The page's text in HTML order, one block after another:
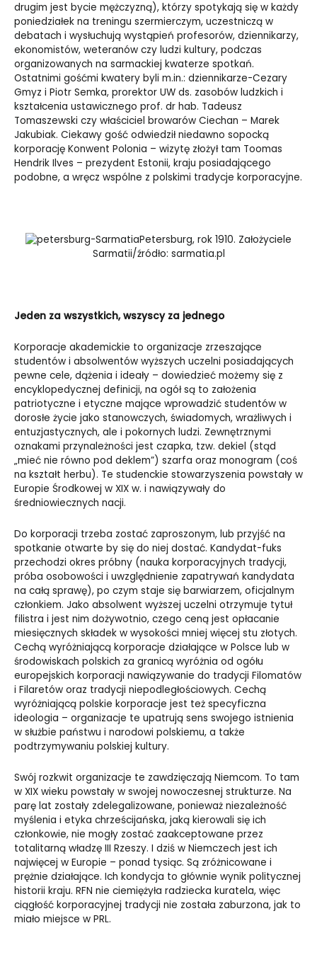
drugim jest bycie mężczyzną), którzy spotykają się w każdy
poniedziałek na treningu szermierczym, uczestniczą w
debatach i wysłuchują wystąpień profesorów, dziennikarzy,
ekonomistów, weteranów czy ludzi kultury, podczas
organizowanych na sarmackiej kwaterze spotkań.
Ostatnimi gośćmi kwatery byli m.in.: dziennikarze-Cezary
Gmyz i Piotr Semka, prorektor UW ds. zasobów ludzkich i
kształcenia ustawicznego prof. dr hab. Tadeusz
Tomaszewski czy właściciel browarów Ciechan – Marek
Jakubiak. Ciekawy gość odwiedził niedawno sopocką
korporację Konwent Polonia – wizytę złożył tam Toomas
Hendrik Ilves – prezydent Estonii, kraju posiadającego
podobne, a wręcz wspólne z polskimi tradycje korporacyjne.
Petersburg, rok 1910. Założyciele
Sarmatii/źródło: sarmatia.pl
Jeden za wszystkich, wszyscy za jednego
Korporacje akademickie to organizacje zrzeszające
studentów i absolwentów wyższych uczelni posiadających
pewne cele, dążenia i ideały – dowiedzieć możemy się z
encyklopedycznej definicji, na ogół są to założenia
patriotyczne i etyczne mające wprowadzić studentów w
dorosłe życie jako stanowczych, świadomych, wrażliwych i
entuzjastycznych, ale i pokornych ludzi. Zewnętrznymi
oznakami przynależności jest czapka, tzw. dekiel (stąd
„mieć nie równo pod deklem”) szarfa oraz monogram (coś
na kształt herbu). Te studenckie stowarzyszenia powstały w
Europie Środkowej w XIX w. i nawiązywały do
średniowiecznych nacji.
Do korporacji trzeba zostać zaproszonym, lub przyjść na
spotkanie otwarte by się do niej dostać. Kandydat-fuks
przechodzi okres próbny (nauka korporacyjnych tradycji,
próba osobowości i uwzględnienie zapatrywań kandydata
na całą sprawę), po czym staje się barwiarzem, oficjalnym
członkiem. Jako absolwent wyższej uczelni otrzymuje tytuł
filistra i jest nim dożywotnio, czego ceną jest opłacanie
miesięcznych składek w wysokości mniej więcej stu złotych.
Cechą wyróżniającą korporacje działające w Polsce lub w
środowiskach polskich za granicą wyróżnia od ogółu
europejskich korporacji nawiązywanie do tradycji Filomatów
i Filaretów oraz tradycji niepodległościowych. Cechą
wyróżniającą polskie korporacje jest też specyficzna
ideologia – organizacje te upatrują sens swojego istnienia
w służbie państwu i narodowi polskiemu, a także
podtrzymywaniu polskiej kultury.
Swój rozkwit organizacje te zawdzięczają Niemcom. To tam
w XIX wieku powstały w swojej nowoczesnej strukturze. Na
parę lat zostały zdelegalizowane, ponieważ niezależność
myślenia i etyka chrześcijańska, jaką kierowali się ich
członkowie, nie mogły zostać zaakceptowane przez
totalitarną władzę III Rzeszy. I dziś w Niemczech jest ich
najwięcej w Europie – ponad tysiąc. Są zróżnicowane i
prężnie działające. Ich kondycja to głównie wynik politycznej
historii kraju. RFN nie ciemiężyła radziecka kuratela, więc
ciągłość korporacyjnej tradycji nie została zaburzona, jak to
miało miejsce w PRL.